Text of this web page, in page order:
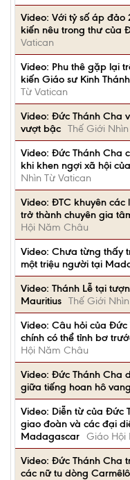
Video: Với tỷ số áp đảo
kiến nêu trong thư của
Vatican
Video: Phu thê gặp lại
kiến Giáo sư Kinh
Từ Vatican
Video: Đức Thánh Cha
vượt bậc Thế Giới
Video: Đức Thánh Cha
khi khen ngợi xã hội
Nhìn Từ Vatican
Video: ĐTC khuyên
trở thành chuyên gia
Hội Năm Châu
Video: Chưa từng thấy
một triệu người tại
Video: Thánh Lễ tại
Mauritius Thế Giới
Video: Câu hỏi của Đức
chính có thể tỉnh bơ
Hội Năm Châu
Video: Đức Thánh Cha
giữa tiếng hoan hô
Video: Diễn từ của Đức
giao đoàn và các đại
Madagascar Giáo Hội
Video: Đức Thánh Cha
các nữ tu dòng